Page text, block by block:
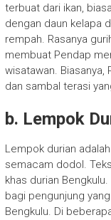
terbuat dari ikan,
dengan daun kelapa
rempah. Rasanya
membuat Pendap
wisatawan. Biasanya,
dan sambal terasi
b. Lempok
Lempok durian
semacam dodol.
khas durian
bagi pengunjung
Bengkulu. Di